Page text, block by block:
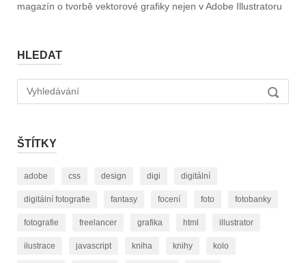
magazín o tvorbě vektorové grafiky nejen v Adobe Illustratoru
HLEDAT
Hledat:
ŠTÍTKY
adobe css design digi digitální
digitální fotografie fantasy focení foto fotobanky
fotografie freelancer grafika html illustrator
ilustrace javascript kniha knihy kolo